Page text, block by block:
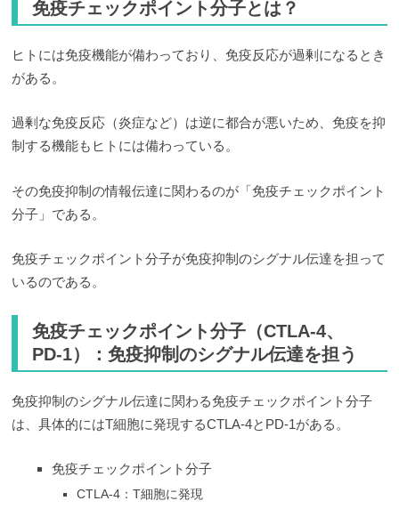
免疫チェックポイント分子とは？
ヒトには免疫機能が備わっており、免疫反応が過剰になるとき
がある。
過剰な免疫反応（炎症など）は逆に都合が悪いため、免疫を抑
制する機能もヒトには備わっている。
その免疫抑制の情報伝達に関わるのが「免疫チェックポイント
分子」である。
免疫チェックポイント分子が免疫抑制のシグナル伝達を担って
いるのである。
免疫チェックポイント分子（CTLA-4、
PD-1）：免疫抑制のシグナル伝達を担う
免疫抑制のシグナル伝達に関わる免疫チェックポイント分子
は、具体的にはT細胞に発現するCTLA-4とPD-1がある。
免疫チェックポイント分子
CTLA-4：T細胞に発現